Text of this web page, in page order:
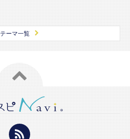
テーマ一覧